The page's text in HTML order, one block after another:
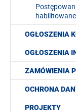
OGŁOSZENIA
OGŁOSZENIA
ZAMÓWIENIA
OCHRONA
PROJEKTY